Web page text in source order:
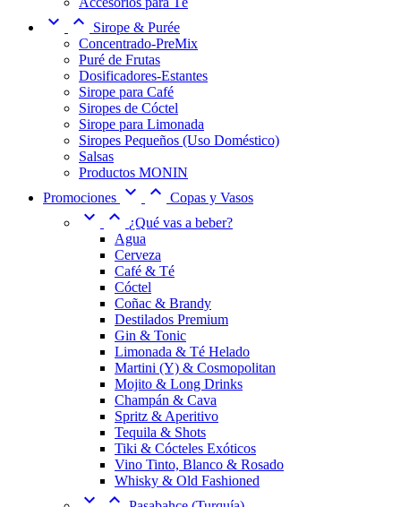
 
Sirope & Purée
Concentrado-PreMix
Puré de Frutas
Dosificadores-Estantes
Sirope para Café
Siropes de Cóctel
Sirope para Limonada
Siropes Pequeños (Uso Doméstico)
Salsas
Productos MONIN
Promociones   Copas y Vasos
 
¿Qué vas a beber?
Agua
Cerveza
Café & Té
Cóctel
Coñac & Brandy
Destilados Premium
Gin & Tonic
Limonada & Té Helado
Martini (Y) & Cosmopolitan
Mojito & Long Drinks
Champán & Cava
Spritz & Aperitivo
Tequila & Shots
Tiki & Cócteles Exóticos
Vino Tinto, Blanco & Rosado
Whisky & Old Fashioned
 